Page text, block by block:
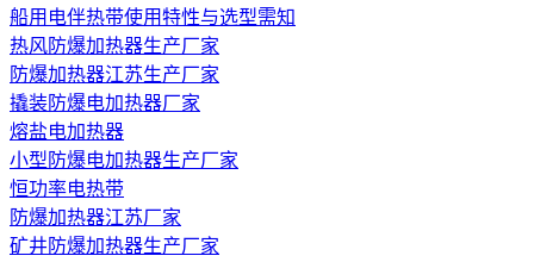
船用电伴热带使用特性与选型需知
热风防爆加热器生产厂家
防爆加热器江苏生产厂家
撬装防爆电加热器厂家
熔盐电加热器
小型防爆电加热器生产厂家
恒功率电热带
防爆加热器江苏厂家
矿井防爆加热器生产厂家